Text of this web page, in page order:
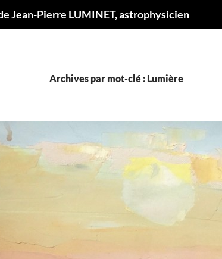
Jean-Pierre LUMINET, astrophysicien
Archives par mot-clé : Lumière